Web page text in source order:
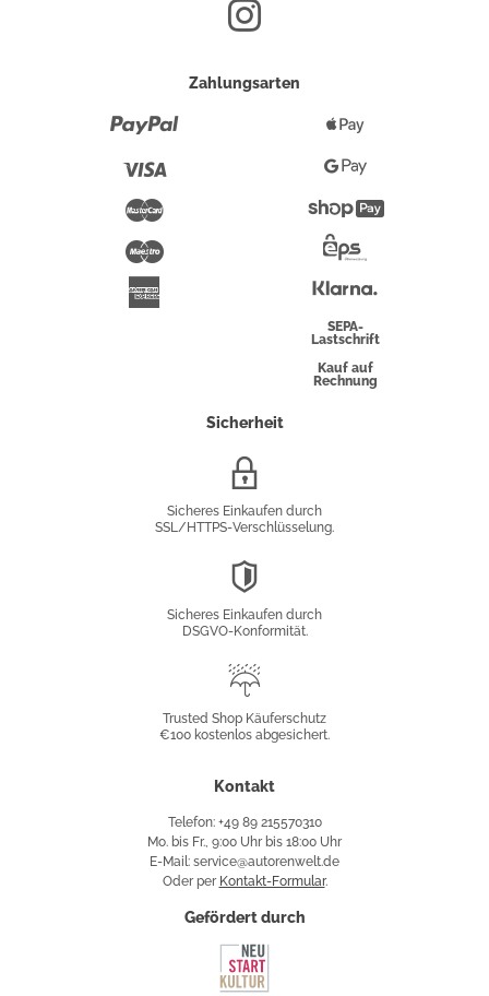
Zahlungsarten
Maestro
Pay
Google
Pay
Überweisung
SEPA-
Lastschrift
Kauf auf
Rechnung
Sicherheit
Sicheres Einkaufen durch
SSL/HTTPS-Verschlüsselung.
Sicheres Einkaufen durch
DSGVO-Konformität.
Käuferschutz
Trusted Shop Käuferschutz
€100 kostenlos abgesichert.
Kontakt
Telefon: +49 89 215570310
Mo. bis Fr., 9:00 Uhr bis 18:00 Uhr
E-Mail: service@autorenwelt.de
Oder per Kontakt-Formular.
Gefördert durch